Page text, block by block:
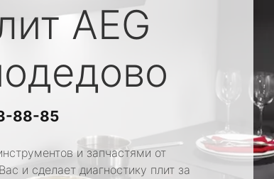
AEG
88-85
и запчастями от
и сделает диагностику плит за